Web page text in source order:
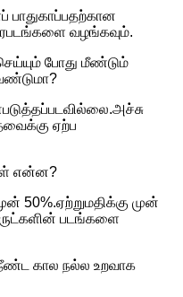
பாதுகாப்பதற்கான
வழங்கவும்.
போது மீண்டும்
ஏற்ப
என்ன?
50%.ஏற்றுமதிக்கு முன்
படங்களை
கால நல்ல உறவாக